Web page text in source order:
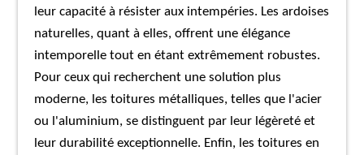
leur capacité à résister aux intempéries. Les ardoises
naturelles, quant à elles, offrent une élégance
intemporelle tout en étant extrêmement robustes.
Pour ceux qui recherchent une solution plus
moderne, les toitures métalliques, telles que l'acier
ou l'aluminium, se distinguent par leur légèreté et
leur durabilité exceptionnelle. Enfin, les toitures en